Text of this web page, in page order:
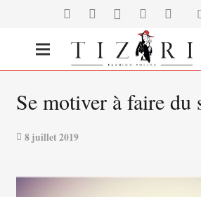
Se motiver à faire du
8 juillet 2019